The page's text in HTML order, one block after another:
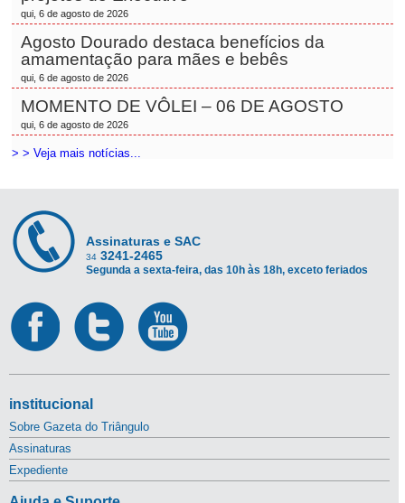
qui, 6 de agosto de 2026
Agosto Dourado destaca benefícios da
amamentação para mães e bebês
qui, 6 de agosto de 2026
MOMENTO DE VÔLEI – 06 DE AGOSTO
qui, 6 de agosto de 2026
> > Veja mais notícias...
Assinaturas e SAC
34 3241-2465
Segunda a sexta-feira, das 10h às 18h, exceto feriados
institucional
Sobre Gazeta do Triângulo
Assinaturas
Expediente